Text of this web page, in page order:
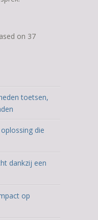
on 37
toetsen,
die
dankzij een
op